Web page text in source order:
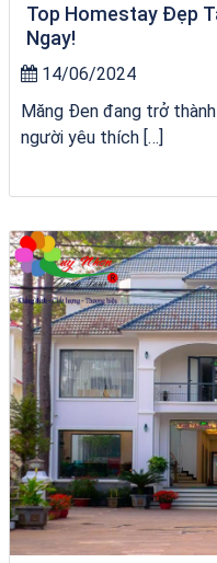
Top Homestay Đẹp
Ngay!
14/06/2024
Măng Đen đang trở
người yêu thích […]
bãi tắm Quy